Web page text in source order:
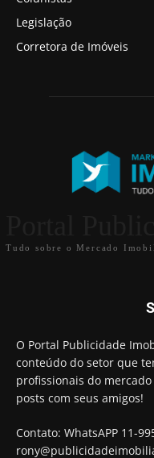
Legislação
Corretora de Imóveis
Tudo sobre o Mercado
O Portal Publicidade
conteúdo do setor que
profissionais do
posts com seus amigos!
Contato: WhatsAPP 11-